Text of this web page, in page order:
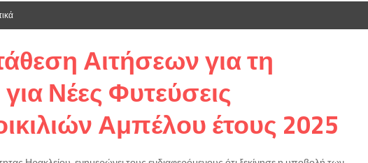
Αιτήσεων για τη
Νέες Φυτεύσεις
Αμπέλου έτους 2025